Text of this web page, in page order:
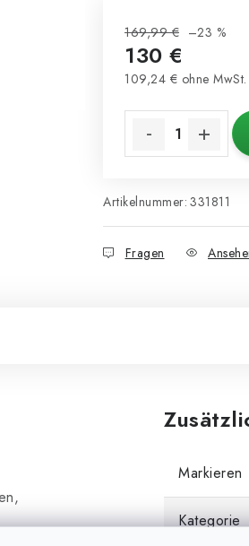
169,99 € –23 %
130 €
109,24 € ohne MwSt.
Artikelnummer: 331811
Fragen
Markieren
Kategorie